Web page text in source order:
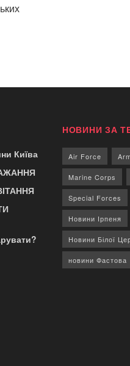
Київа
НОВИНИ ЗА
Air Force
Marine Corps
Special Forces
Новини Ірпеня
Новини Білої
новини Фастова